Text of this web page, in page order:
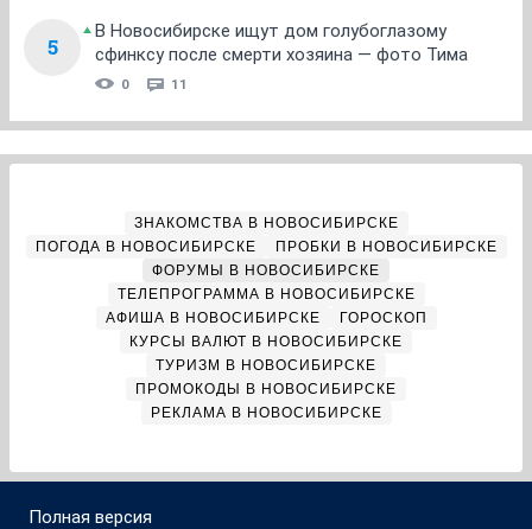
5
В Новосибирске ищут дом голубоглазому
сфинксу после смерти хозяина — фото Тима
0 11
ЗНАКОМСТВА В НОВОСИБИРСКЕ
ПОГОДА В НОВОСИБИРСКЕ
ПРОБКИ В НОВОСИБИРСКЕ
ФОРУМЫ В НОВОСИБИРСКЕ
ТЕЛЕПРОГРАММА В НОВОСИБИРСКЕ
АФИША В НОВОСИБИРСКЕ
ГОРОСКОП
КУРСЫ ВАЛЮТ В НОВОСИБИРСКЕ
ТУРИЗМ В НОВОСИБИРСКЕ
ПРОМОКОДЫ В НОВОСИБИРСКЕ
РЕКЛАМА В НОВОСИБИРСКЕ
Полная версия